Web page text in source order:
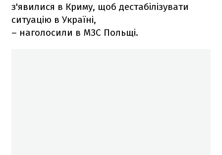
з'явилися в Криму, щоб дестабілізувати
ситуацію в Україні,
– наголосили в МЗС Польщі.